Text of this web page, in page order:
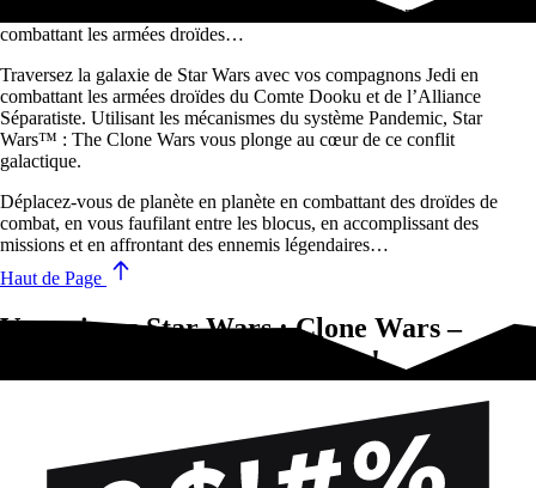
Traversez la galaxie de Star Wars avec vos compagnons Jedi en
combattant les armées droïdes…
Traversez la galaxie de Star Wars avec vos compagnons Jedi en
combattant les armées droïdes du Comte Dooku et de l’Alliance
Séparatiste. Utilisant les mécanismes du système Pandemic, Star
Wars™ : The Clone Wars vous plonge au cœur de ce conflit
galactique.
Déplacez-vous de planète en planète en combattant des droïdes de
combat, en vous faufilant entre les blocus, en accomplissant des
missions et en affrontant des ennemis légendaires…
Haut de Page
Vous aimez Star Wars : Clone Wars –
Pandemic System?Essayez-ça !